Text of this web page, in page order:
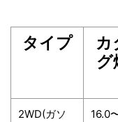
タイプ
カ
グ
2WD(ガソ
16.0